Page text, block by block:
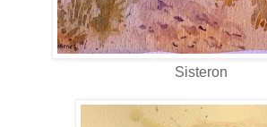
Sisteron